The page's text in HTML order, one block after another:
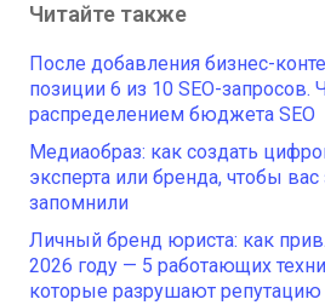
Читайте также
После добавления бизнес-
позиции 6 из 10 SEO-запросов.
распределением бюджета SEO
Медиаобраз: как создать
эксперта или бренда, чтобы
запомнили
Личный бренд юриста: как
2026 году — 5 работающих
которые разрушают репутацию